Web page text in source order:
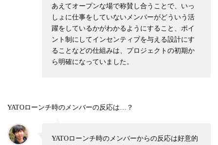
あえてオープンな場で称賛し合うことで、いっ
しょに仕事をしていないメンバーがどういう活
躍をしているかがわかるようにすること、ポイ
ント制にしてインセンティブを与える設計にす
ることなどの仕組みは、プロジェクトの初期か
ら明確になっていました。
YATOローンチ時のメンバーの反応は…？
YATOローンチ時のメンバーからの反応は好意的